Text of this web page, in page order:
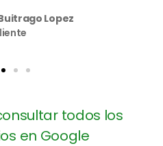
Lopez
todos los
en Google